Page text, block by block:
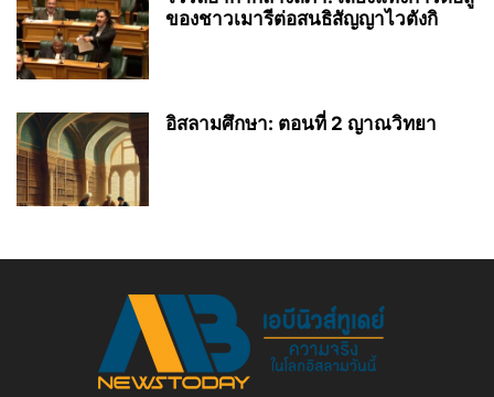
ของชาวเมารีต่อสนธิสัญญาไวตังกิ
อิสลามศึกษา: ตอนที่ 2 ญาณวิทยา